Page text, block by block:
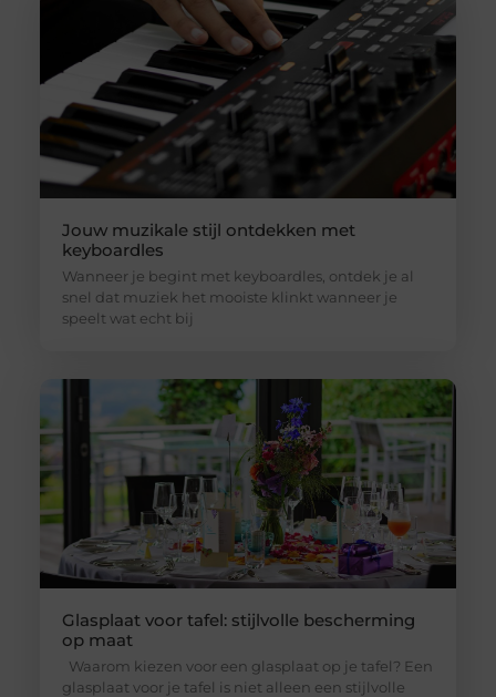
Jouw muzikale stijl ontdekken met
keyboardles
Wanneer je begint met keyboardles, ontdek je al
snel dat muziek het mooiste klinkt wanneer je
speelt wat echt bij
Glasplaat voor tafel: stijlvolle bescherming
op maat
Waarom kiezen voor een glasplaat op je tafel? Een
glasplaat voor je tafel is niet alleen een stijlvolle